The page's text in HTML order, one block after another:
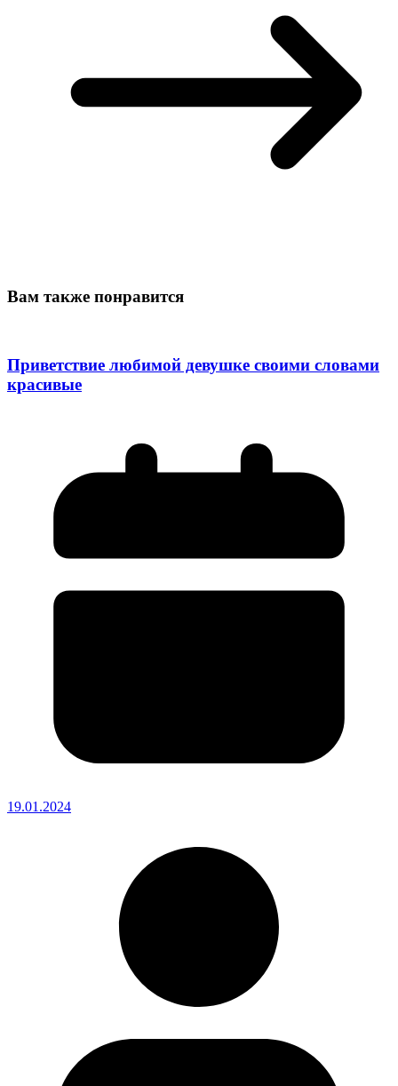
Вам также понравится
Приветствие любимой девушке своими словами
красивые
19.01.2024